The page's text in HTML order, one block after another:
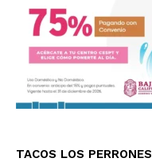
TACOS LOS PERRONES